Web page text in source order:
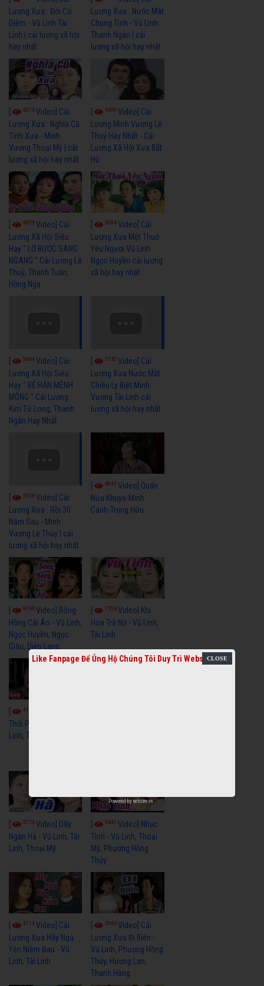
Lương Xưa : Đời Cô
Diễm - Vũ Linh Tài
Linh | cải lương xã hội
hay nhất
Lương Xưa : Nước Mắt
Chung Tình - Vũ Linh
Thanh Ngân | cải
lương xã hội hay nhất
6074Video] Cải
Lương Xưa : Nghĩa Cũ
Tình Xưa - Minh
Vương Thoại Mỹ | cải
lương xã hội hay nhất
6690Video] Cải
Lương Minh Vương Lệ
Thuỷ Hay Nhất - Cải
Lương Xã Hội Xưa Bất
Hủ
6979 Video] Cải
Lương Xã Hội Siêu
Hay " LỠ BƯỚC SANG
NGANG " Cải Lương Lệ
Thuỷ, Thanh Tuấn,
Hồng Nga
6394Video] Cải
Lương Xưa Một Thuở
Yêu Người Vũ Linh
Ngọc Huyền cải lương
xã hội hay nhất
5464Video] Cải
Lương Xã Hội Siêu
Hay " BỂ HẬN MÊNH
MÔNG " Cải Lương
Kim Tử Long, Thanh
Ngân Hay Nhất
5740Video] Cải
Lương Xưa Nước Mắt
Chiều Ly Biệt Minh
Vương Tài Linh cải
lương xã hội hay nhất
6328 Video] Cải
Lương Xưa : Rồi 30
Năm Sau - Minh
Vương Lệ Thủy | cải
lương xã hội hay nhất
6043Video] Quán
Nửa Khuya-Minh
Cảnh-Trọng Hữu
9060 Video] Bông
Hồng Cài Áo - Vũ Linh,
Ngọc Huyền, Ngọc
Giàu, Diệp Lang
7354Video] Khi
Hoa Trà Nở - Vũ Linh,
Tài Linh
4111
Thời Phóng Đãng - Vũ
Linh, Tài Linh, Chí Linh
3770 Video] Dãy
Ngân Hà - Vũ Linh, Tài
Linh, Thoại Mỹ
3441Video] Nhạc
Tình - Vũ Linh, Thoại
Mỹ, Phương Hồng
Thủy
4114Video] Cải
Lương Xưa Hãy Ngủ
Yên Niềm Đau - Vũ
Linh, Tài Linh
3966Video] Cải
Lương Xưa Đi Biển -
Vũ Linh, Phương Hồng
Thủy, Hương Lan,
Thanh Hằng
Like Fanpage Để Ủng Hộ Chúng Tôi Duy Trì Website
Powered bynetcore.vn